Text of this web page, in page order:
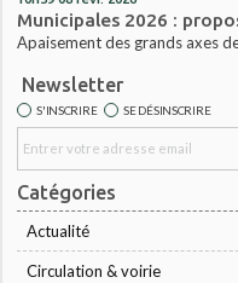
Municipales 2026 :
Apaisement des grands axes
Newsletter
S'INSCRIRE SE DÉSINSCRIRE
Catégories
Actualité
Circulation & voirie